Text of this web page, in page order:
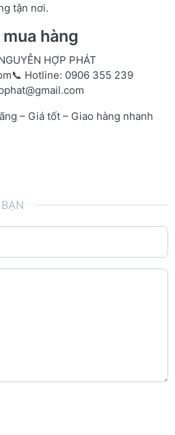
tận nơi.
hàng
HỢP PHÁT
📞 Hotline: 0906 355 239
– Giá tốt – Giao hàng nhanh